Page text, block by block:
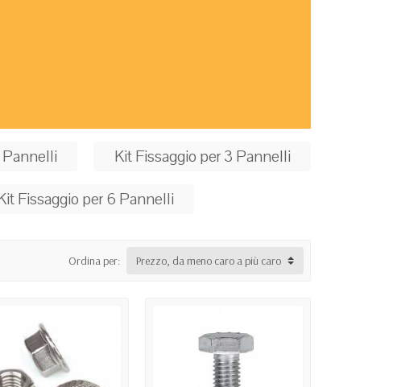
Pannelli
Kit Fissaggio per 3 Pannelli
Fissaggio per 6 Pannelli
Ordina per: Prezzo, da meno caro a più caro